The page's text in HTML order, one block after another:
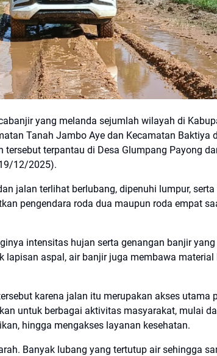
yang melanda sejumlah wilayah di
Tanah Jambo Aye dan Kecamatan Baktiya
terpantau di Desa Glumpang Payong
12/2025).
jalan terlihat berlubang, dipenuhi lumpur,
pengendara roda dua maupun roda empat
intensitas hujan serta genangan banjir
lapisan aspal, air banjir juga membawa
karena jalan itu merupakan akses utama
untuk berbagai aktivitas masyarakat, mulai
hingga mengakses layanan kesehatan.
Banyak lubang yang tertutup air sehingga